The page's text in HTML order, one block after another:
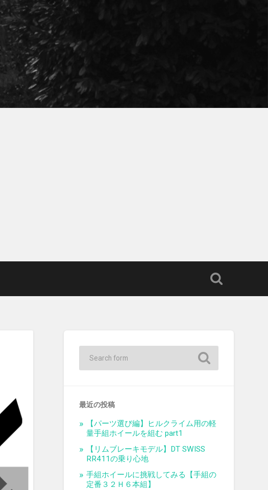
最近の投稿
【パーツ選び編】ヒルクライム用の軽
量手組ホイールを組む part1
【リムブレーキモデル】DT SWISS
RR411の乗り心地
手組ホイールに挑戦してみる【手組の
定番３２Ｈ６本組】